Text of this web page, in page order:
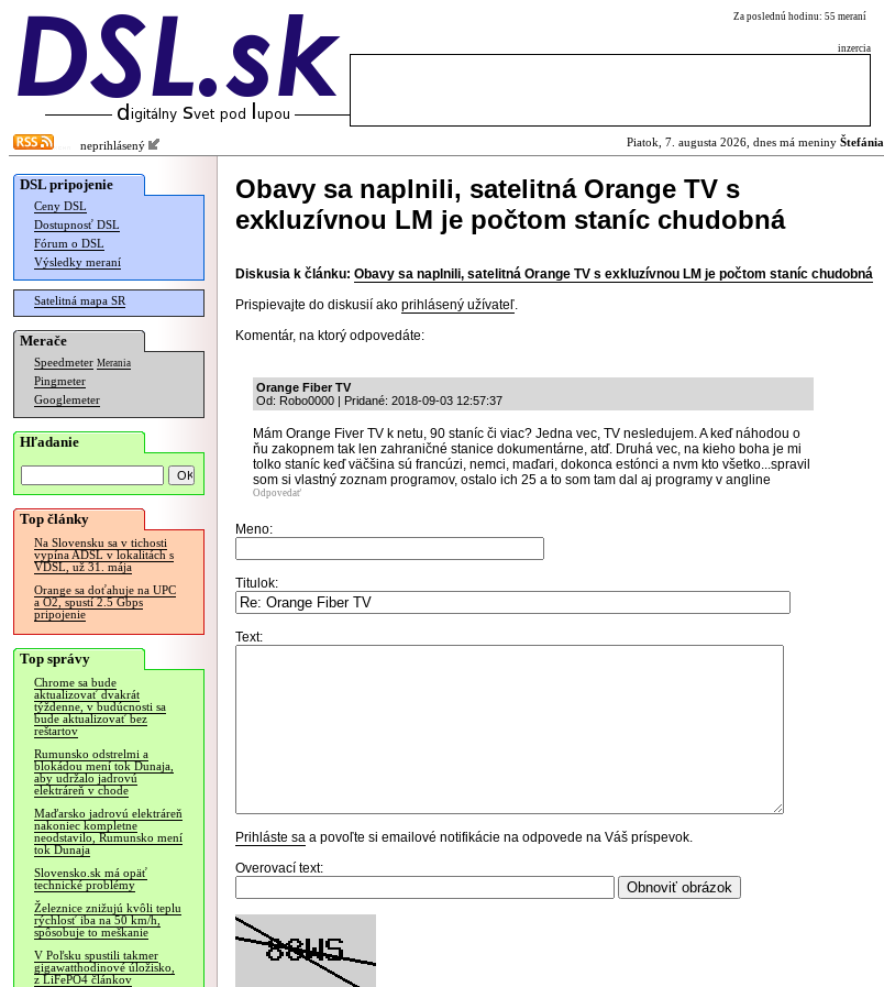
Za poslednú hodinu: 55 meraní
inzercia
neprihlásený Piatok, 7. augusta 2026, dnes má meniny Štefánia
DSL pripojenie
Ceny DSL
Dostupnosť DSL
Fórum o DSL
Výsledky meraní
Satelitná mapa SR
Merače
Speedmeter Merania
Pingmeter
Googlemeter
Hľadanie
Top články
Na Slovensku sa v tichosti
vypína ADSL v lokalitách s
VDSL, už 31. mája
Orange sa doťahuje na UPC
a O2, spustí 2.5 Gbps
pripojenie
Top správy
Chrome sa bude
aktualizovať dvakrát
týždenne, v budúcnosti sa
bude aktualizovať bez
reštartov
Rumunsko odstrelmi a
blokádou mení tok Dunaja,
aby udržalo jadrovú
elektráreň v chode
Maďarsko jadrovú elektráreň
nakoniec kompletne
neodstavilo, Rumunsko mení
tok Dunaja
Slovensko.sk má opäť
technické problémy
Železnice znižujú kvôli teplu
rýchlosť iba na 50 km/h,
spôsobuje to meškanie
V Poľsku spustili takmer
gigawatthodinové úložisko,
z LiFePO4 článkov
Obavy sa naplnili, satelitná Orange TV s
exkluzívnou LM je počtom staníc chudobná
Diskusia k článku: Obavy sa naplnili, satelitná Orange TV s exkluzívnou LM je počtom staníc chudobná
Prispievajte do diskusií ako prihlásený užívateľ.
Komentár, na ktorý odpovedáte:
Orange Fiber TV
Od: Robo0000 | Pridané: 2018-09-03 12:57:37
Mám Orange Fiver TV k netu, 90 staníc či viac? Jedna vec, TV nesledujem. A keď náhodou o
ňu zakopnem tak len zahraničné stanice dokumentárne, atď. Druhá vec, na kieho boha je mi
tolko staníc keď väčšina sú francúzi, nemci, maďari, dokonca estónci a nvm kto všetko...spravil
som si vlastný zoznam programov, ostalo ich 25 a to som tam dal aj programy v angline
Odpovedať
Meno:
Titulok:
Text:
Prihláste sa a povoľte si emailové notifikácie na odpovede na Váš príspevok.
Overovací text: